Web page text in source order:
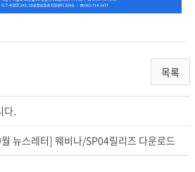
목록
다.
뉴스레터] 웨비나/SP04릴리즈 다운로드